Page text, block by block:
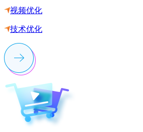
视频优化
技术优化